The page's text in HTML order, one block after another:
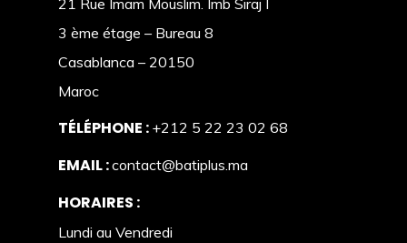
21 Rue Imam Mouslim. Imb Siraj I
3 ème étage – Bureau 8
Casablanca – 20150
Maroc
TÉLÉPHONE : +212 5 22 23 02 68
EMAIL :contact@batiplus.ma
HORAIRES :
Lundi au Vendredi